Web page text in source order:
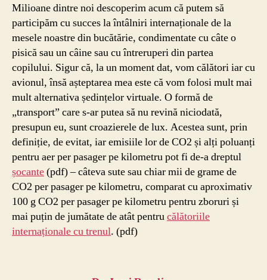
Milioane dintre noi descoperim acum că putem să
participăm cu succes la întâlniri internaționale de la
mesele noastre din bucătărie, condimentate cu câte o
pisică sau un câine sau cu întreruperi din partea
copilului. Sigur că, la un moment dat, vom călători iar cu
avionul, însă așteptarea mea este că vom folosi mult mai
mult alternativa ședințelor virtuale. O formă de
„transport” care s-ar putea să nu revină niciodată,
presupun eu, sunt croazierele de lux. Acestea sunt, prin
definiție, de evitat, iar emisiile lor de CO2 și alți poluanți
pentru aer per pasager pe kilometru pot fi de-a dreptul
șocante(pdf) – câteva sute sau chiar mii de grame de
CO2 per pasager pe kilometru, comparat cu aproximativ
100 g CO2 per pasager pe kilometru pentru zboruri și
mai puțin de jumătate de atât pentrucălătoriile
internaționale cu trenul. (pdf)